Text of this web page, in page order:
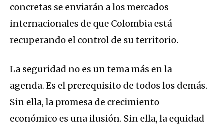
concretas se enviarán a los mercados
internacionales de que Colombia está
recuperando el control de su territorio.
La seguridad no es un tema más en la
agenda. Es el prerequisito de todos los demás.
Sin ella, la promesa de crecimiento
económico es una ilusión. Sin ella, la equidad